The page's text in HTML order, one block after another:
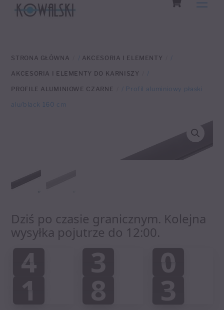
STRONA GŁÓWNA / AKCESORIA I ELEMENTY /
AKCESORIA I ELEMENTY DO KARNISZY /
PROFILE ALUMINIOWE CZARNE / Profil aluminiowy płaski
alu/black 160 cm
Dziś po czasie granicznym. Kolejna
wysyłka pojutrze do 12:00.
4
0
4
1
0
1
3
0
3
8
0
8
0
1
0
3
4
3